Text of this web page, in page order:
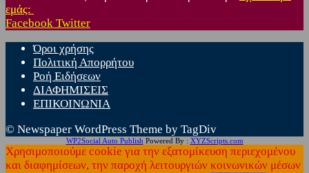
εμάς:
Facebook Twitter
Όροι χρήσης
Πολιτική Απορρήτου
Ροή Ειδήσεων
ΔΙΑΦΗΜΙΣΕΙΣ
ΕΠΙΚΟΙΝΩΝΙΑ
© Newspaper WordPress Theme by TagDiv
WP2Social Auto Publish Powered By : XYZScripts.com
Χρησιμοποιούμε cookie για την εξατομίκευση περιεχομένου
και διαφημίσεων, την παροχή λειτουργιών κοινωνικών μέσων